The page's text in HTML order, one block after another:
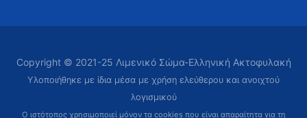
Copyright © 2021-25 Λιμενικό Σώμα-Ελληνική Ακτοφυλακή
Υλοποιήθηκε με ίδια μέσα με χρήση ελεύθερου και ανοιχτού
λογισμικού
Ο ιστότοπος χρησιμοποιεί μόνον τα cookies που είναι απαραίτητα για τη